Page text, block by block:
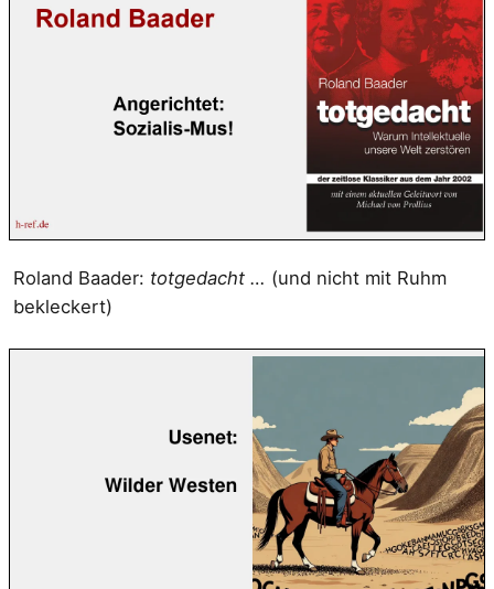
Roland Baader: totgedacht … (und nicht mit Ruhm
bekleckert)